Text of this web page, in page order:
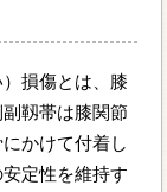
損傷とは、膝
靱帯は膝関節
かけて付着し
定性を維持す